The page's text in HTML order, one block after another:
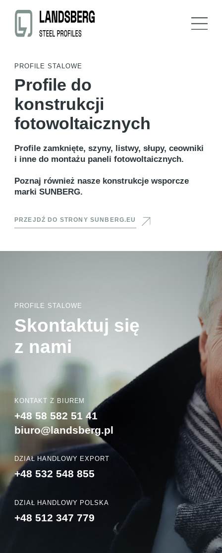
PROFILE STALOWE
Profile do
konstrukcji
fotowoltaicznych
Profile zamknięte, szyny, listwy, słupy, ceowniki
i inne do montażu paneli fotowoltaicznych.
Poznaj również nasze konstrukcje wsporcze
marki SUNBERG.
PRZEJDŹ DO STRONY SUNBERG.EU
PROFILE STALOWE
Skontaktuj się
z nami
KONTAKT Z BIUREM
+48 58 582 51 41
biuro@landsberg.pl
DZIAŁ HANDLOWY EXPORT
+48 532 548 855
DZIAŁ HANDLOWY POLSKA
+48 512 347 779